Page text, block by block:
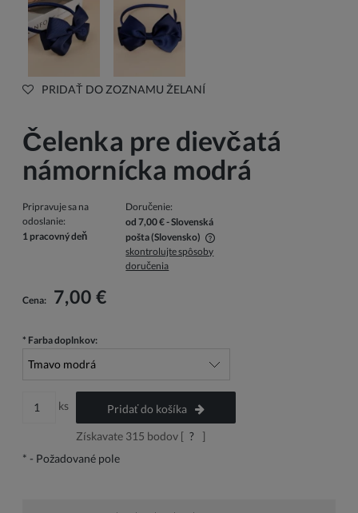
PRIDAŤ DO ZOZNAMU ŽELANÍ
Čelenka pre dievčatá
námornícka modrá
Pripravuje sa na
odoslanie:
1 pracovný deň
Doručenie:
od 7,00 €- Slovenská
pošta(Slovensko)
V cene nie sú zahrnuté prípadné náklady na platbu
skontrolujte spôsoby
doručenia
Cena: 7,00 €
* Farba doplnkov:
ks
Pridať do košíka
Získavate 315 bodov [ ?
]
* - Požadované pole